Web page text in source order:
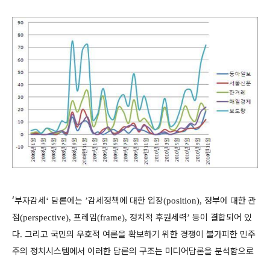
‘부자감세‘ 담론에는 ’감세정책에 대한 입장(position), 정부에 대한 관
점(perspective), 프레임(frame), 정치적 후원세력’ 등이 결합되어 있
다. 그리고 국민의 우호적 여론을 확보하기 위한 경쟁이 불가피한 민주
주의 정치시스템에서 이러한 담론의 구조는 미디어담론을 분석함으로